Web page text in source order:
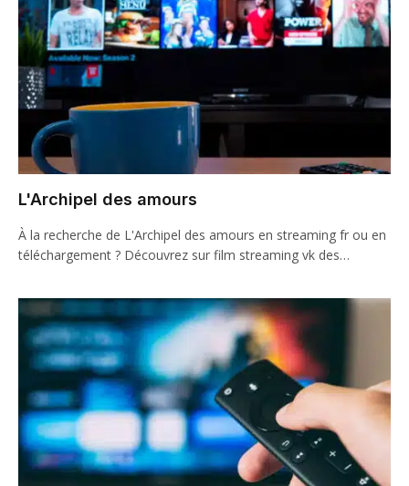
L'Archipel des amours
À la recherche de L'Archipel des amours en streaming fr ou en
téléchargement ? Découvrez sur film streaming vk des…